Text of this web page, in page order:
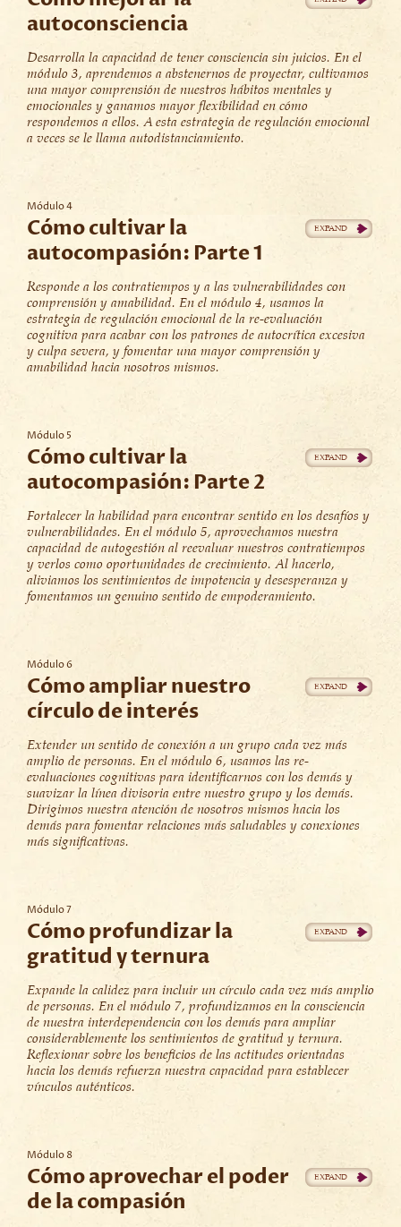
autoconsciencia
Desarrolla la capacidad de tener consciencia sin juicios. En el
módulo 3, aprendemos a abstenernos de proyectar, cultivamos
una mayor comprensión de nuestros hábitos mentales y
emocionales y ganamos mayor flexibilidad en cómo
respondemos a ellos. A esta estrategia de regulación emocional
a veces se le llama autodistanciamiento.
Módulo 4
Cómo cultivar la
autocompasión: Parte 1
Responde a los contratiempos y a las vulnerabilidades con
comprensión y amabilidad. En el módulo 4, usamos la
estrategia de regulación emocional de la re-evaluación
cognitiva para acabar con los patrones de autocrítica excesiva
y culpa severa, y fomentar una mayor comprensión y
amabilidad hacia nosotros mismos.
Módulo 5
Cómo cultivar la
autocompasión: Parte 2
Fortalecer la habilidad para encontrar sentido en los desafíos y
vulnerabilidades. En el módulo 5, aprovechamos nuestra
capacidad de autogestión al reevaluar nuestros contratiempos
y verlos como oportunidades de crecimiento. Al hacerlo,
aliviamos los sentimientos de impotencia y desesperanza y
fomentamos un genuino sentido de empoderamiento.
Módulo 6
Cómo ampliar nuestro
círculo de interés
Extender un sentido de conexión a un grupo cada vez más
amplio de personas. En el módulo 6, usamos las re-
evaluaciones cognitivas para identificarnos con los demás y
suavizar la línea divisoria entre nuestro grupo y los demás.
Dirigimos nuestra atención de nosotros mismos hacia los
demás para fomentar relaciones más saludables y conexiones
más significativas.
Módulo 7
Cómo profundizar la
gratitud y ternura
Expande la calidez para incluir un círculo cada vez más amplio
de personas. En el módulo 7, profundizamos en la consciencia
de nuestra interdependencia con los demás para ampliar
considerablemente los sentimientos de gratitud y ternura.
Reflexionar sobre los beneficios de las actitudes orientadas
hacia los demás refuerza nuestra capacidad para establecer
vínculos auténticos.
Módulo 8
Cómo aprovechar el poder
de la compasión